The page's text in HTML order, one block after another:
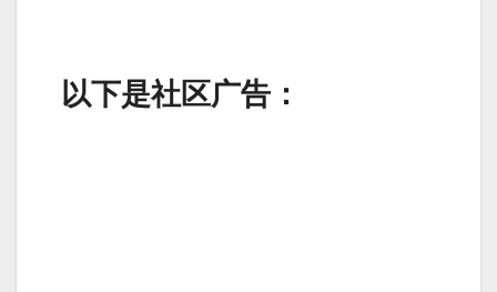
以下是社区广告：